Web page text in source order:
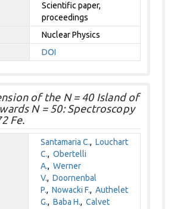
Scientific paper,
proceedings
Nuclear Physics
DOI
of the N = 40 Island of
N = 50: Spectroscopy
Fe.
Santamaria C.,Louchart
C.,Obertelli
A.,Werner
V.,Doornenbal
P.,Nowacki F.,Authelet
G.,Baba H.,Calvet